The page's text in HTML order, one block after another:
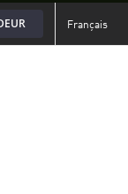
Français